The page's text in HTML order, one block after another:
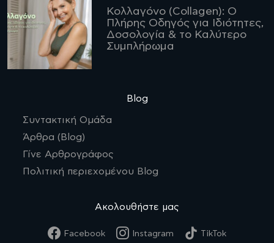
Κολλαγόνο (Collagen): Ο
Πλήρης Οδηγός για Ιδιότητες,
Δοσολογία & το Καλύτερο
Συμπλήρωμα
Blog
Συντακτική Ομάδα
Άρθρα (Blog)
Γίνε Αρθρογράφος
Πολιτική περιεχομένου Blog
Ακολουθήστε μας
Facebook Instagram TikTok